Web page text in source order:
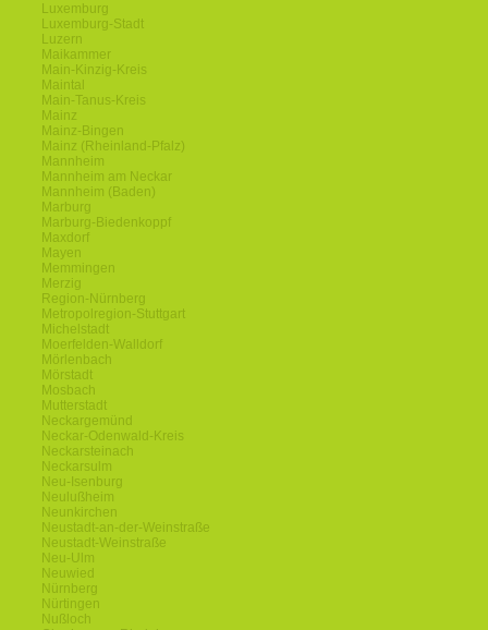
Luxemburg
Luxemburg-Stadt
Luzern
Maikammer
Main-Kinzig-Kreis
Maintal
Main-Tanus-Kreis
Mainz
Mainz-Bingen
Mainz (Rheinland-Pfalz)
Mannheim
Mannheim am Neckar
Mannheim (Baden)
Marburg
Marburg-Biedenkoppf
Maxdorf
Mayen
Memmingen
Merzig
Region-Nürnberg
Metropolregion-Stuttgart
Michelstadt
Moerfelden-Walldorf
Mörlenbach
Mörstadt
Mosbach
Mutterstadt
Neckargemünd
Neckar-Odenwald-Kreis
Neckarsteinach
Neckarsulm
Neu-Isenburg
Neulußheim
Neunkirchen
Neustadt-an-der-Weinstraße
Neustadt-Weinstraße
Neu-Ulm
Neuwied
Nürnberg
Nürtingen
Nußloch